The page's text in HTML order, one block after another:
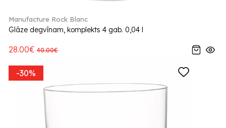
Manufacture Rock Blanc
Glāze degvīnam, komplekts 4 gab. 0,04 l
28.00€ 40.00€
-30%